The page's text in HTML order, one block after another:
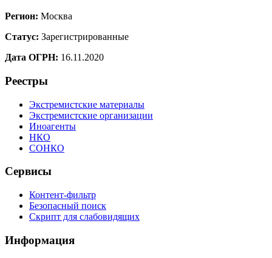
Регион: Москва
Статус: Зарегистрированные
Дата ОГРН: 16.11.2020
Реестры
Экстремистские материалы
Экстремистские организации
Иноагенты
НКО
СОНКО
Сервисы
Контент-фильтр
Безопасный поиск
Скрипт для слабовидящих
Информация